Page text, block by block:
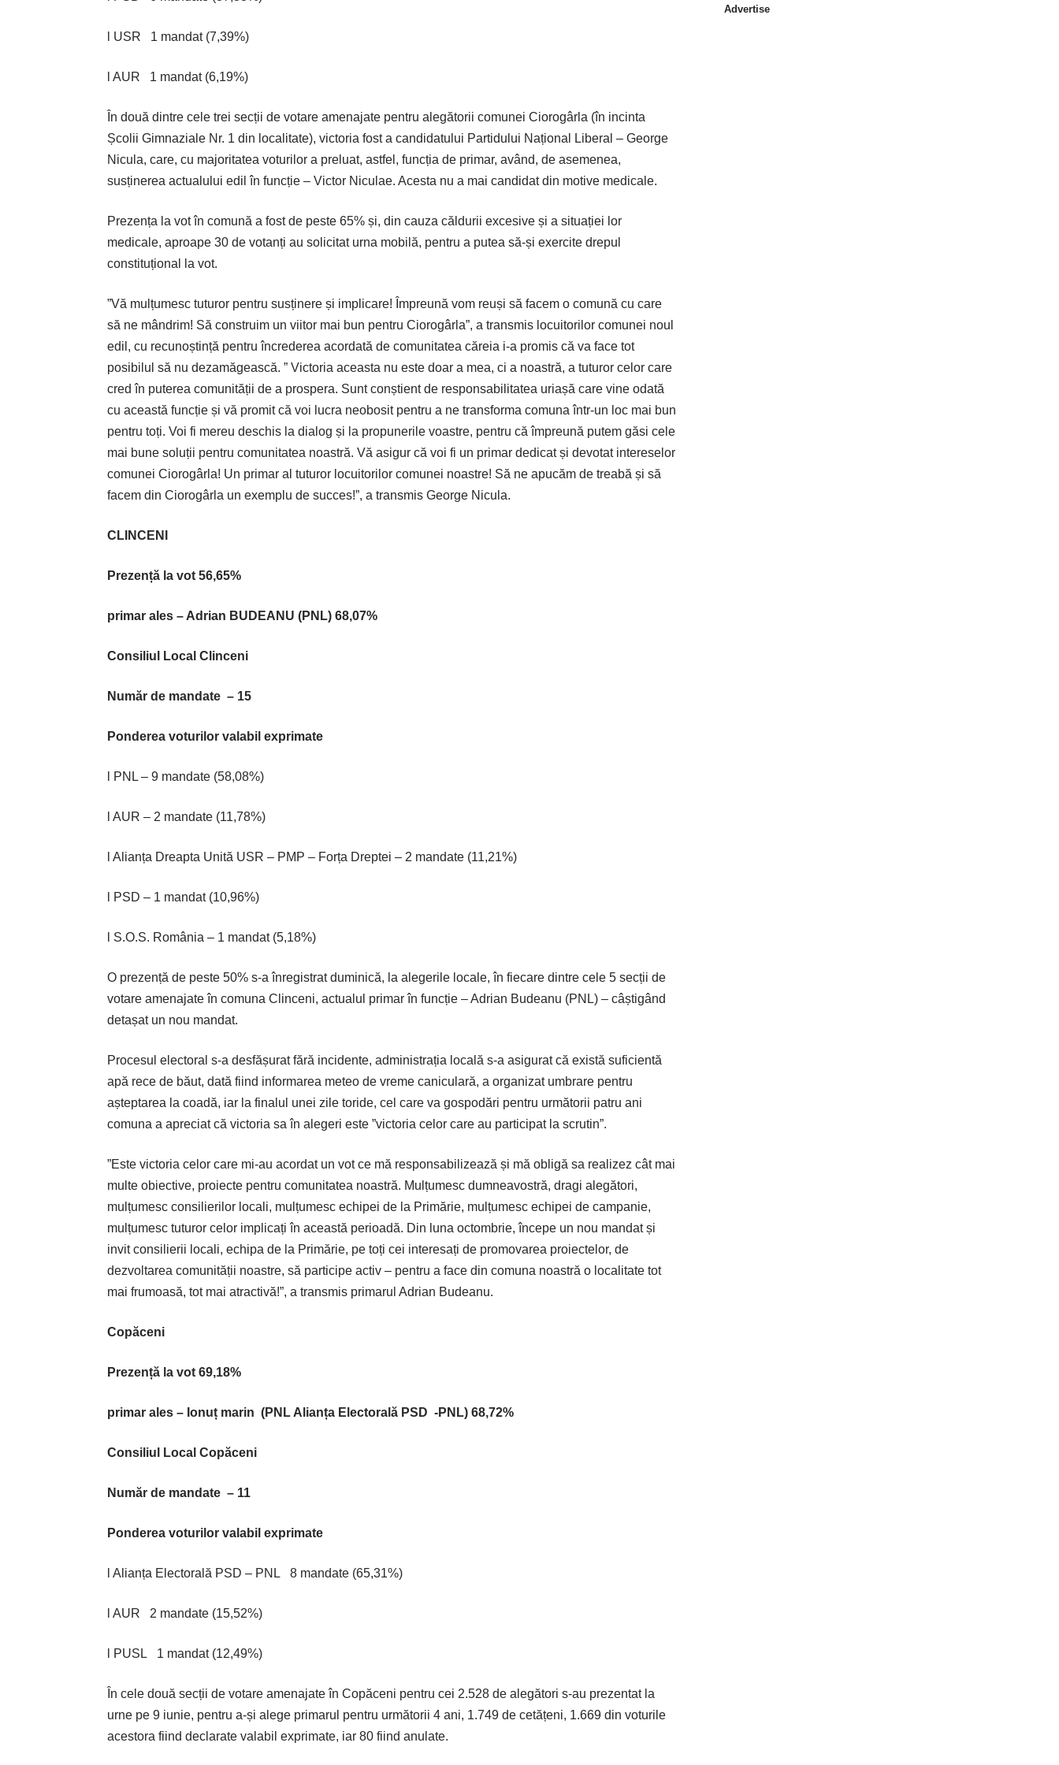
l USR 1 mandat (7,39%)
l AUR 1 mandat (6,19%)
În două dintre cele trei secții de votare amenajate pentru alegătorii comunei Ciorogârla (în incinta
Școlii Gimnaziale Nr. 1 din localitate), victoria fost a candidatului Partidului Național Liberal – George
Nicula, care, cu majoritatea voturilor a preluat, astfel, funcția de primar, având, de asemenea,
susținerea actualului edil în funcție – Victor Niculae. Acesta nu a mai candidat din motive medicale.
Prezența la vot în comună a fost de peste 65% și, din cauza căldurii excesive și a situației lor
medicale, aproape 30 de votanți au solicitat urna mobilă, pentru a putea să-și exercite drepul
constituțional la vot.
”Vă mulțumesc tuturor pentru susținere și implicare! Împreună vom reuși să facem o comună cu care
să ne mândrim! Să construim un viitor mai bun pentru Ciorogârla”, a transmis locuitorilor comunei noul
edil, cu recunoștință pentru încrederea acordată de comunitatea căreia i-a promis că va face tot
posibilul să nu dezamăgească. ” Victoria aceasta nu este doar a mea, ci a noastră, a tuturor celor care
cred în puterea comunității de a prospera. Sunt conștient de responsabilitatea uriașă care vine odată
cu această funcție și vă promit că voi lucra neobosit pentru a ne transforma comuna într-un loc mai bun
pentru toți. Voi fi mereu deschis la dialog și la propunerile voastre, pentru că împreună putem găsi cele
mai bune soluții pentru comunitatea noastră. Vă asigur că voi fi un primar dedicat și devotat intereselor
comunei Ciorogârla! Un primar al tuturor locuitorilor comunei noastre! Să ne apucăm de treabă și să
facem din Ciorogârla un exemplu de succes!”, a transmis George Nicula.
CLINCENI
Prezență la vot 56,65%
primar ales – Adrian BUDEANU (PNL) 68,07%
Consiliul Local Clinceni
Număr de mandate – 15
Ponderea voturilor valabil exprimate
l PNL – 9 mandate (58,08%)
l AUR – 2 mandate (11,78%)
l Alianța Dreapta Unită USR – PMP – Forța Dreptei – 2 mandate (11,21%)
l PSD – 1 mandat (10,96%)
l S.O.S. România – 1 mandat (5,18%)
O prezență de peste 50% s-a înregistrat duminică, la alegerile locale, în fiecare dintre cele 5 secții de
votare amenajate în comuna Clinceni, actualul primar în funcție – Adrian Budeanu (PNL) – câștigând
detașat un nou mandat.
Procesul electoral s-a desfășurat fără incidente, administrația locală s-a asigurat că există suficientă
apă rece de băut, dată fiind informarea meteo de vreme caniculară, a organizat umbrare pentru
așteptarea la coadă, iar la finalul unei zile toride, cel care va gospodări pentru următorii patru ani
comuna a apreciat că victoria sa în alegeri este ”victoria celor care au participat la scrutin”.
”Este victoria celor care mi-au acordat un vot ce mă responsabilizează și mă obligă sa realizez cât mai
multe obiective, proiecte pentru comunitatea noastră. Mulțumesc dumneavostră, dragi alegători,
mulțumesc consilierilor locali, mulțumesc echipei de la Primărie, mulțumesc echipei de campanie,
mulțumesc tuturor celor implicați în această perioadă. Din luna octombrie, începe un nou mandat și
invit consilierii locali, echipa de la Primărie, pe toți cei interesați de promovarea proiectelor, de
dezvoltarea comunității noastre, să participe activ – pentru a face din comuna noastră o localitate tot
mai frumoasă, tot mai atractivă!”, a transmis primarul Adrian Budeanu.
Copăceni
Prezență la vot 69,18%
primar ales – Ionuț marin (PNL Alianța Electorală PSD -PNL) 68,72%
Consiliul Local Copăceni
Număr de mandate – 11
Ponderea voturilor valabil exprimate
l Alianța Electorală PSD – PNL 8 mandate (65,31%)
l AUR 2 mandate (15,52%)
l PUSL 1 mandat (12,49%)
În cele două secții de votare amenajate în Copăceni pentru cei 2.528 de alegători s-au prezentat la
urne pe 9 iunie, pentru a-și alege primarul pentru următorii 4 ani, 1.749 de cetățeni, 1.669 din voturile
acestora fiind declarate valabil exprimate, iar 80 fiind anulate.
Advertise